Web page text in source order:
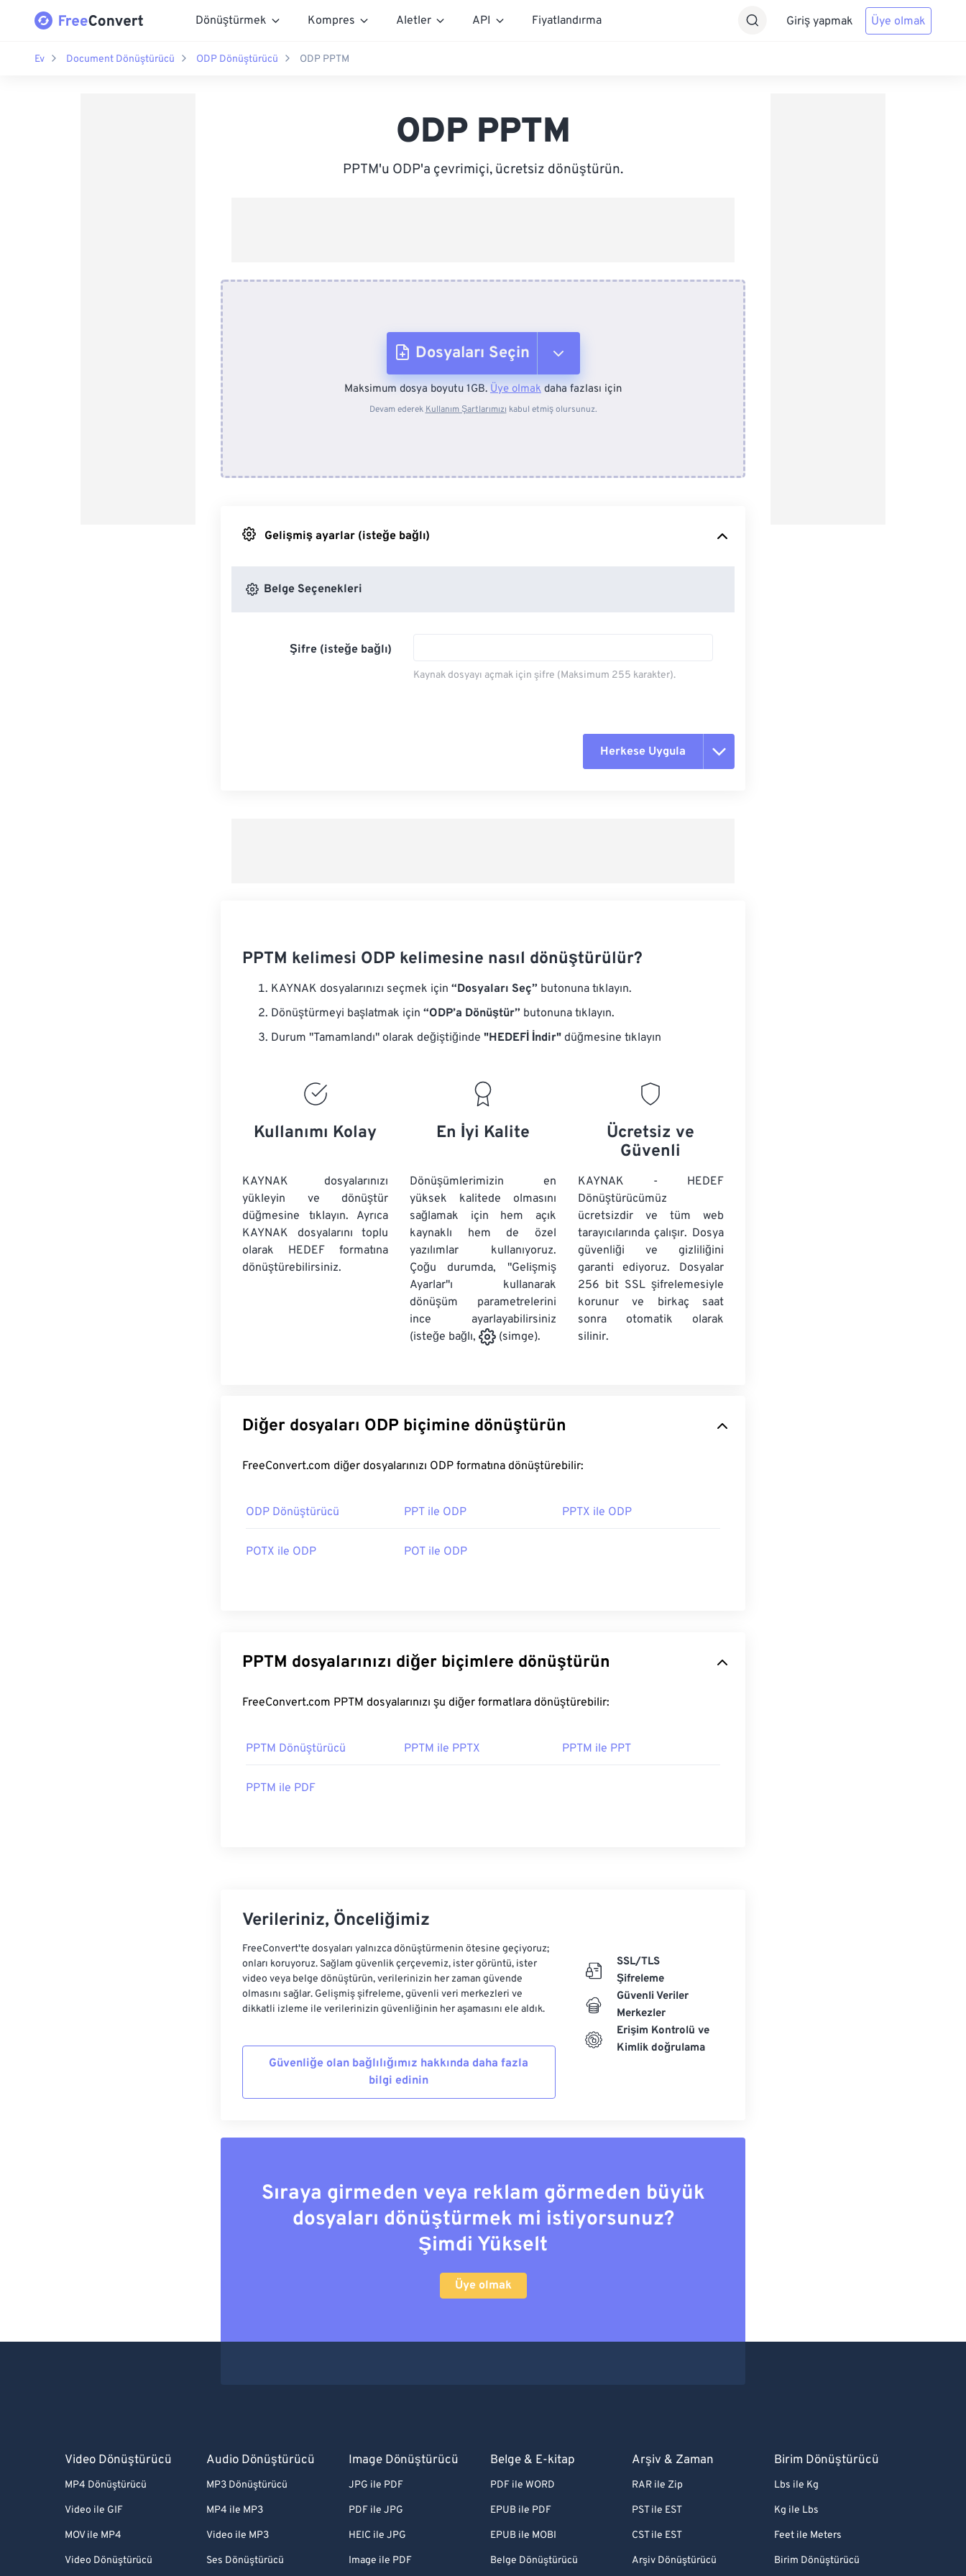
Dönüştürmek Kompres Aletler API Fiyatlandırma Giriş yapmak Üye olmak
Ev Document Dönüştürücü ODP Dönüştürücü ODP PPTM
ODP PPTM
PPTM'u ODP'a çevrimiçi, ücretsiz dönüştürün.
Dosyaları Seçin
Cihazdan
Maksimum dosya boyutu 1GB. Üye olmak daha fazlası için
Devam ederek Kullanım Şartlarımızı kabul etmiş olursunuz.
Gelişmiş ayarlar (isteğe bağlı)
Belge Seçenekleri
Şifre (isteğe bağlı)
Kaynak dosyayı açmak için şifre (Maksimum 255 karakter).
Herkese Uygula
PPTM kelimesi ODP kelimesine nasıl dönüştürülür?
KAYNAK dosyalarınızı seçmek için “Dosyaları Seç” butonuna tıklayın.
Dönüştürmeyi başlatmak için “ODP’a Dönüştür” butonuna tıklayın.
Durum "Tamamlandı" olarak değiştiğinde "HEDEFİ İndir" düğmesine tıklayın
Kullanımı Kolay
KAYNAK dosyalarınızı
yükleyin ve dönüştür
düğmesine tıklayın. Ayrıca
KAYNAK dosyalarını toplu
olarak HEDEF formatına
dönüştürebilirsiniz.
En İyi Kalite
Dönüşümlerimizin en
yüksek kalitede olmasını
sağlamak için hem açık
kaynaklı hem de özel
yazılımlar kullanıyoruz.
Çoğu durumda, "Gelişmiş
Ayarlar"ı kullanarak
dönüşüm parametrelerini
ince ayarlayabilirsiniz
(isteğe bağlı,
(simge).
Ücretsiz ve
Güvenli
KAYNAK - HEDEF
Dönüştürücümüz
ücretsizdir ve tüm web
tarayıcılarında çalışır. Dosya
güvenliği ve gizliliğini
garanti ediyoruz. Dosyalar
256 bit SSL şifrelemesiyle
korunur ve birkaç saat
sonra otomatik olarak
silinir.
Diğer dosyaları ODP biçimine dönüştürün
FreeConvert.com diğer dosyalarınızı ODP formatına dönüştürebilir:
ODP Dönüştürücü PPT ile ODP PPTX ile ODP
POTX ile ODP POT ile ODP
PPTM dosyalarınızı diğer biçimlere dönüştürün
FreeConvert.com PPTM dosyalarınızı şu diğer formatlara dönüştürebilir:
PPTM Dönüştürücü PPTM ile PPTX PPTM ile PPT
PPTM ile PDF
Verileriniz, Önceliğimiz
FreeConvert'te dosyaları yalnızca dönüştürmenin ötesine geçiyoruz;
onları koruyoruz. Sağlam güvenlik çerçevemiz, ister görüntü, ister
video veya belge dönüştürün, verilerinizin her zaman güvende
olmasını sağlar. Gelişmiş şifreleme, güvenli veri merkezleri ve
dikkatli izleme ile verilerinizin güvenliğinin her aşamasını ele aldık.
Güvenliğe olan bağlılığımız hakkında daha fazla
bilgi edinin
SSL/TLS
Şifreleme
Güvenli Veriler
Merkezler
Erişim Kontrolü ve
Kimlik doğrulama
Sıraya girmeden veya reklam görmeden büyük
dosyaları dönüştürmek mi istiyorsunuz?
Şimdi Yükselt
Üye olmak
Video Dönüştürücü
MP4 Dönüştürücü
Video ile GIF
MOV ile MP4
Video Dönüştürücü
Audio Dönüştürücü
MP3 Dönüştürücü
MP4 ile MP3
Video ile MP3
Ses Dönüştürücü
Image Dönüştürücü
JPG ile PDF
PDF ile JPG
HEIC ile JPG
Image ile PDF
Belge & E-kitap
PDF ile WORD
EPUB ile PDF
EPUB ile MOBI
Belge Dönüştürücü
Arşiv & Zaman
RAR ile Zip
PST ile EST
CST ile EST
Arşiv Dönüştürücü
Birim Dönüştürücü
Lbs ile Kg
Kg ile Lbs
Feet ile Meters
Birim Dönüştürücü